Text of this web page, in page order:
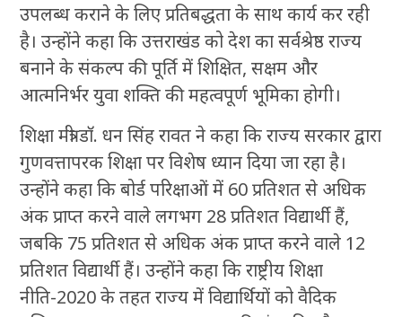
उपलब्ध कराने के लिए प्रतिबद्धता के साथ कार्य कर रही
है। उन्होंने कहा कि उत्तराखंड को देश का सर्वश्रेष्ठ राज्य
बनाने के संकल्प की पूर्ति में शिक्षित, सक्षम और
आत्मनिर्भर युवा शक्ति की महत्वपूर्ण भूमिका होगी।
शिक्षा मंत्री डाॅ. धन सिंह रावत ने कहा कि राज्य सरकार द्वारा
गुणवत्तापरक शिक्षा पर विशेष ध्यान दिया जा रहा है।
उन्होंने कहा कि बोर्ड परिक्षाओं में 60 प्रतिशत से अधिक
अंक प्राप्त करने वाले लगभग 28 प्रतिशत विद्यार्थी हैं,
जबकि 75 प्रतिशत से अधिक अंक प्राप्त करने वाले 12
प्रतिशत विद्यार्थी हैं। उन्होंने कहा कि राष्ट्रीय शिक्षा
नीति-2020 के तहत राज्य में विद्यार्थियों को वैदिक